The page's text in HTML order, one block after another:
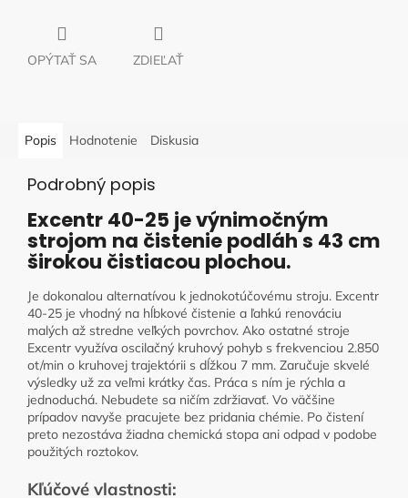
OPÝTAŤ SA ZDIEĽAŤ
Popis Hodnotenie Diskusia
Podrobný popis
Excentr 40-25 je výnimočným
strojom na čistenie podláh s 43 cm
širokou čistiacou plochou.
Je dokonalou alternatívou k jednokotúčovému stroju. Excentr
40-25 je vhodný na hĺbkové čistenie a ľahkú renováciu
malých až stredne veľkých povrchov. Ako ostatné stroje
Excentr využíva oscilačný kruhový pohyb s frekvenciou 2.850
ot/min o kruhovej trajektórii s dĺžkou 7 mm. Zaručuje skvelé
výsledky už za veľmi krátky čas. Práca s ním je rýchla a
jednoduchá. Nebudete sa ničím zdržiavať. Vo väčšine
prípadov navyše pracujete bez pridania chémie. Po čistení
preto nezostáva žiadna chemická stopa ani odpad v podobe
použitých roztokov.
Kľúčové vlastnosti: